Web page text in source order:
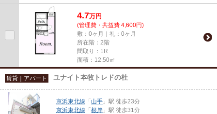
4.7万円
(管理費・共益費 4,600円)
敷：0ヶ月｜礼：0ヶ月
所在階：2階
間取り：1R
面積：12.50㎡
賃貸｜アパート ユナイト本牧トレドの杜
京浜東北線 「 山手 」駅 徒歩23分
京浜東北線 「 根岸 」駅 徒歩31分